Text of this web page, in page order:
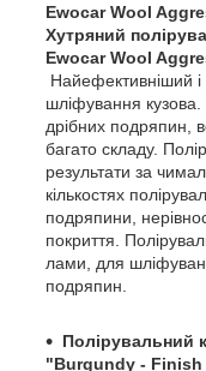
Ewocar Wool
Хутряний
Ewocar Wool
Найефективніший і
шліфування
дрібних подряпин,
багато складу.
результати за
кількостях
подряпини,
покриття.
лами, для
подряпин.
Полірувальний
"Burgundy -